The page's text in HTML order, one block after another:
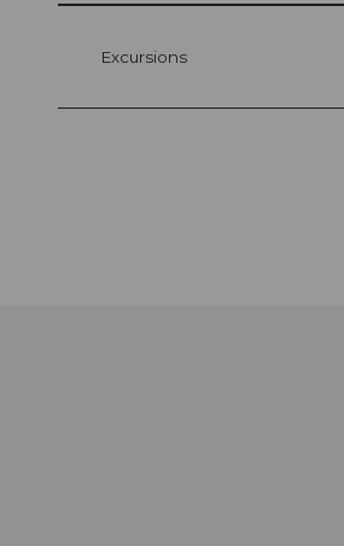
Excursions